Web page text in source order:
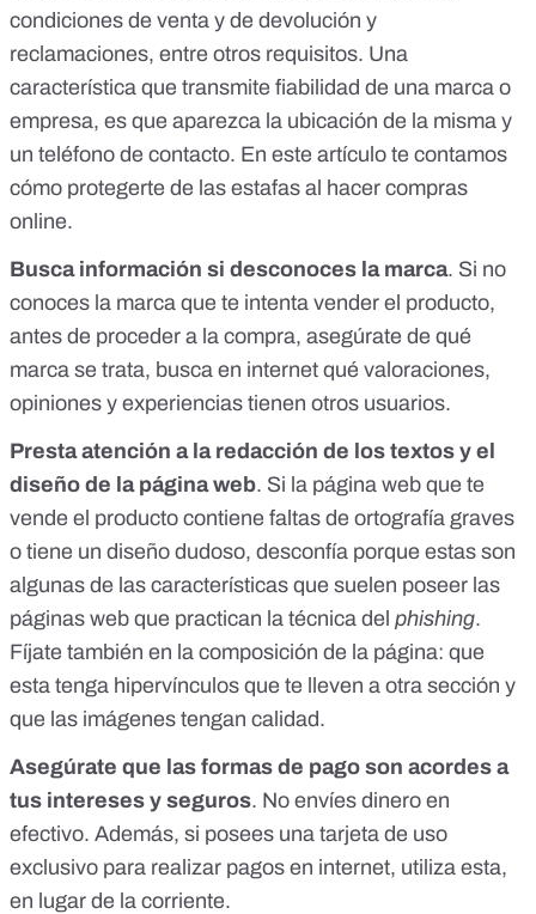
condiciones de venta y de devolución y
reclamaciones, entre otros requisitos. Una
característica que transmite fiabilidad de una marca o
empresa, es que aparezca la ubicación de la misma y
un teléfono de contacto. En este artículo te contamos
cómo protegerte de las estafas al hacer compras
online.
Busca información si desconoces la marca. Si no
conoces la marca que te intenta vender el producto,
antes de proceder a la compra, asegúrate de qué
marca se trata, busca en internet qué valoraciones,
opiniones y experiencias tienen otros usuarios.
Presta atención a la redacción de los textos y el
diseño de la página web. Si la página web que te
vende el producto contiene faltas de ortografía graves
o tiene un diseño dudoso, desconfía porque estas son
algunas de las características que suelen poseer las
páginas web que practican la técnica del phishing.
Fíjate también en la composición de la página: que
esta tenga hipervínculos que te lleven a otra sección y
que las imágenes tengan calidad.
Asegúrate que las formas de pago son acordes a
tus intereses y seguros. No envíes dinero en
efectivo. Además, si posees una tarjeta de uso
exclusivo para realizar pagos en internet, utiliza esta,
en lugar de la corriente.